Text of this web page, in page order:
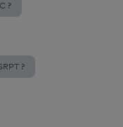
?
?